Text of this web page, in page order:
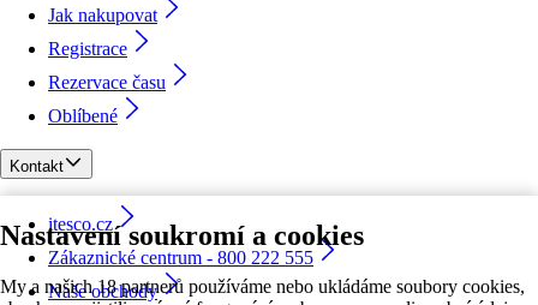
Nastavení soukromí a cookies
My a našich 18 partnerů používáme nebo ukládáme soubory cookies,
Jak nakupovat
Registrace
Rezervace času
Oblíbené
Kontakt
itesco.cz
Zákaznické centrum - 800 222 555
Naše obchody